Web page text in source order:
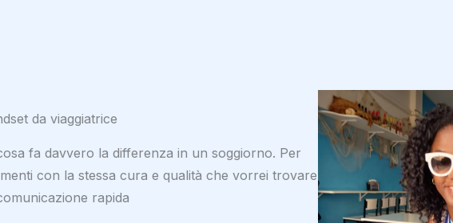
da viaggiatrice
fa davvero la differenza in un soggiorno. Per
con la stessa cura e qualità che vorrei trovare
rapida